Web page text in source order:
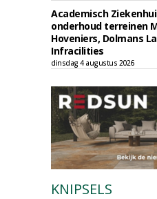
Academisch
onderhoud terreinen
Hoveniers, Dolmans
Infracilities
dinsdag 4 augustus 2026
KNIPSELS